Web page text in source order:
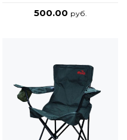
500.00 руб.